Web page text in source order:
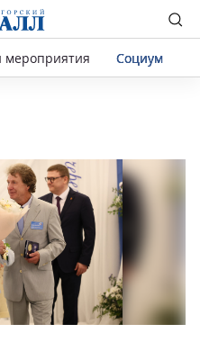
мероприятия Социум